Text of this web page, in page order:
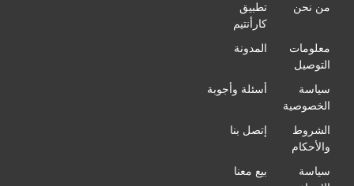
من نحن
تطبيق
كارأنتيم
معلومات
التوصيل
المدونة
سياسة
الخصوصية
أسئلة وأجوبة
الشروط
والأحكام
إتصل بنا
سياسة
بيع معنا